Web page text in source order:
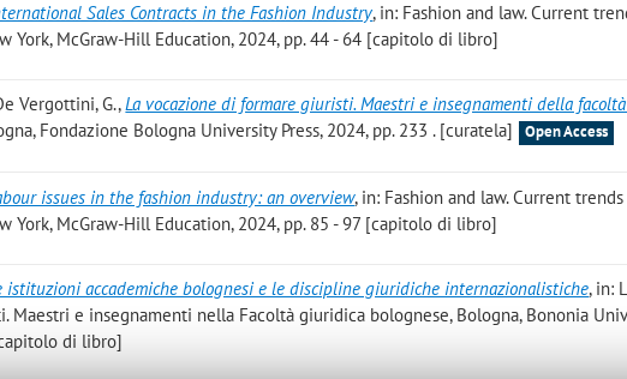
Sales Contracts in the Fashion Industry, in: Fashion and law. Current
York, McGraw-Hill Education, 2024, pp. 44 - 64 [capitolo di libro]
Vergottini, G.,La vocazione di formare giuristi. Maestri e insegnamenti della
Fondazione Bologna University Press, 2024, pp. 233 . [curatela] Open Access
issues in the fashion industry: an overview, in: Fashion and law. Current
York, McGraw-Hill Education, 2024, pp. 85 - 97 [capitolo di libro]
istituzioni accademiche bolognesi e le discipline giuridiche internazionalistiche, in:
Maestri e insegnamenti nella Facoltà giuridica bolognese, Bologna, Bononia
di libro]